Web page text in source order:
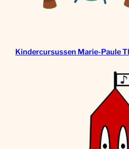
Kindercursussen Marie-Paule